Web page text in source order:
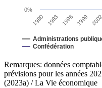
Administrations
Confédération
1990 1996 2002
1993 1999
0%
Remarques: données
prévisions pour les années
(2023a) / La Vie économique